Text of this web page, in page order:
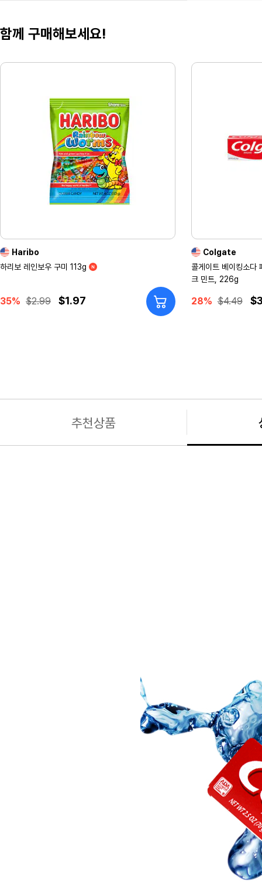
함께 구매해보세요!
Haribo
하리보 레인보우 구미 113g
35% $2.99 $1.97
Colgate
콜게이트 베이킹소다
크 민트, 226g
28% $4.49
추천상품